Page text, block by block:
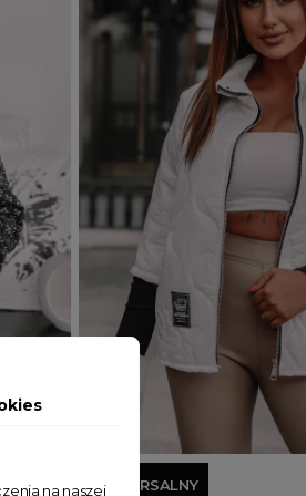
Dodaj do koszyka
UNIWERSALNY
na naszej